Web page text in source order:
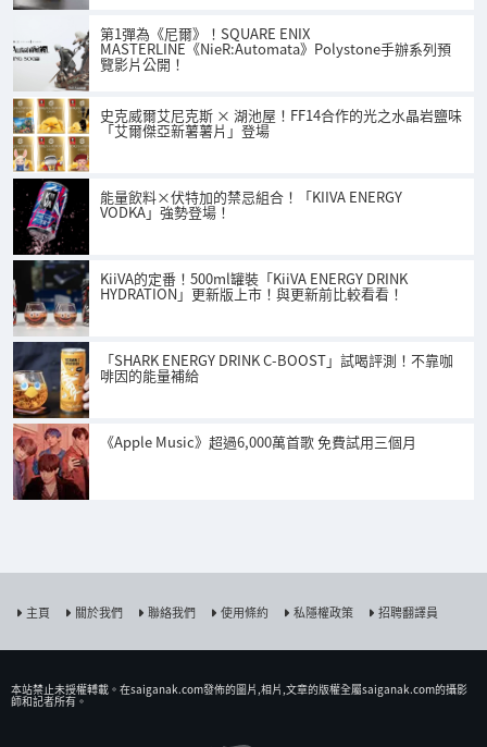
第1彈為《尼爾》！SQUARE ENIX
MASTERLINE《NieR:Automata》Polystone手辦系列預
覽影片公開！
史克威爾艾尼克斯 × 湖池屋！FF14合作的光之水晶岩鹽味
「艾爾傑亞新薯薯片」登場
能量飲料×伏特加的禁忌組合！「KIIVA ENERGY
VODKA」強勢登場！
KiiVA的定番！500ml罐裝「KiiVA ENERGY DRINK
HYDRATION」更新版上市！與更新前比較看看！
「SHARK ENERGY DRINK C-BOOST」試喝評測！不靠咖
啡因的能量補給
《Apple Music》超過6,000萬首歌 免費試用三個月
主頁 關於我們 聯絡我們 使用條約 私隱權政策 招聘翻譯員
本站禁止未授權𨍭載。在saiganak.com發佈的圖片,相片,文章的版權全屬saiganak.com的攝影
師和記者所有。